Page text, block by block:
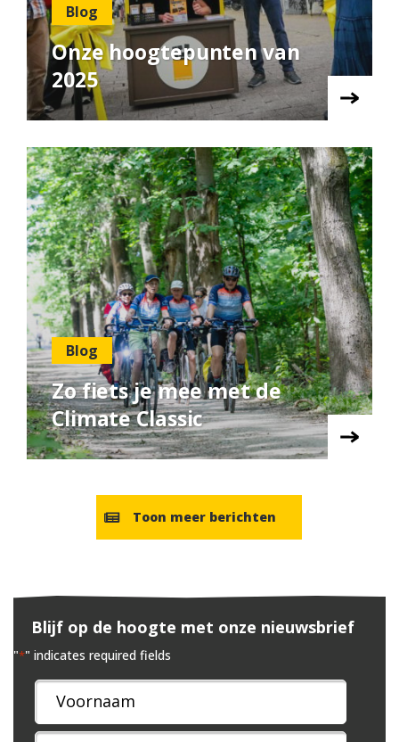
Blog
Onze hoogtepunten van
2025
Blog
Zo fiets je mee met de
Climate Classic
Toon meer berichten
Blijf op de hoogte met onze nieuwsbrief
"*" indicates required fields
Naam
*